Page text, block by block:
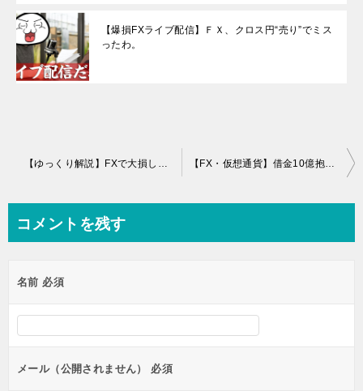
【爆損FXライブ配信】ＦＸ、クロス円“売り”でミス
ったわ。
ビ
ー
シ
ョ
ン
コメントを残す
名前 必須
メール（公開されません） 必須